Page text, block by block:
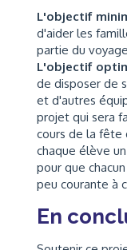
L'objectif
d'aider les
partie du
L'objectif
de disposer de
et d'autres
projet qui sera
cours de la fête
chaque élève
pour que
peu courante à
En